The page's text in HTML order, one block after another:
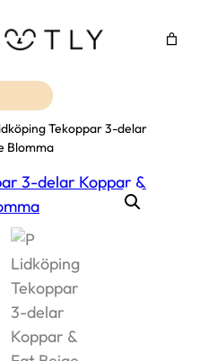
Tekoppar 3-delar
Blomma